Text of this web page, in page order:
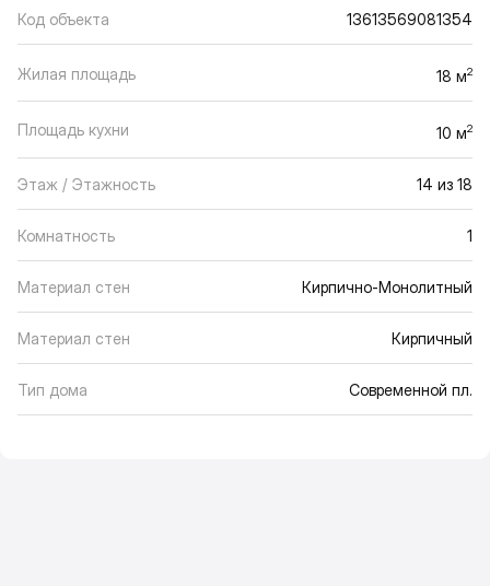
Код объекта 13613569081354
Жилая площадь 18 м2
Площадь кухни 10 м2
Этаж / Этажность 14 из 18
Комнатность 1
Материал стен Кирпично-Монолитный
Материал стен Кирпичный
Тип дома Современной пл.